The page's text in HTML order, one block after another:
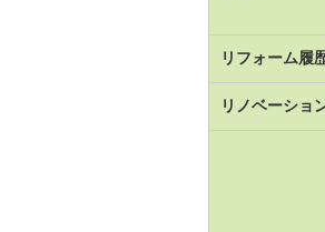
リフォーム履
リノベーショ